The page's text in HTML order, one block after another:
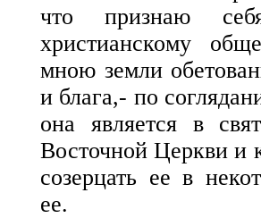
что признаю
христианскому
мною земли
и блага,- по
она является в
Восточной Церкви и
созерцать ее в
ее.